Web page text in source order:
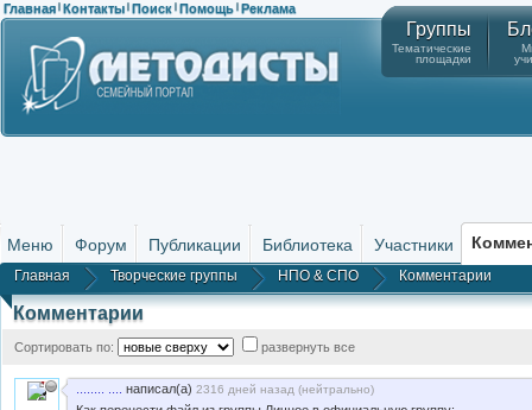
Главная | Контакты | Поиск | Помощь | Реклама
Группы
Тематические
площадки
Меню Форум Публикации Библиотека Участники
Главная Творческие группы НПО & СПО Комментарии
Комментарии
Сортировать по: развернуть все
написал(а) 2316 дней назад (нейтрально)